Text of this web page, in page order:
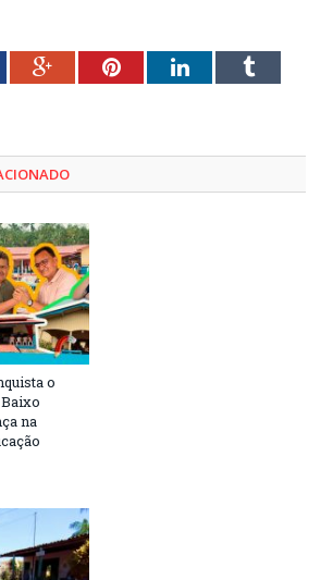
Google+PinterestLinkedInTumblr
o
na